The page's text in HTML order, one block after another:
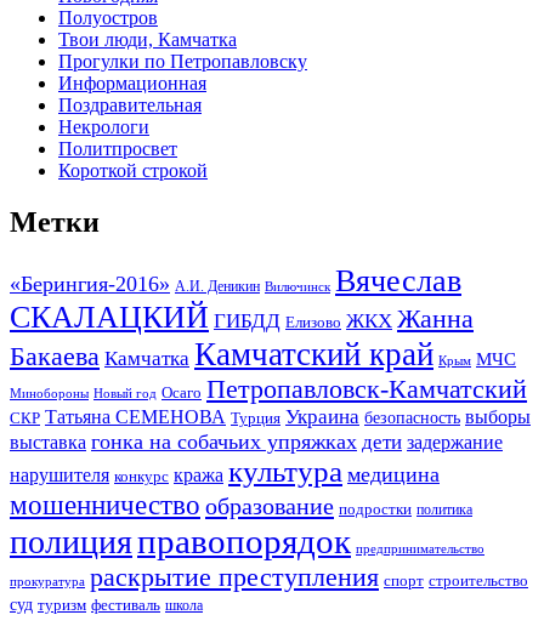
Полуостров
Твои люди, Камчатка
Прогулки по Петропавловску
Информационная
Поздравительная
Некрологи
Политпросвет
Короткой строкой
Метки
«Берингия-2016» А.И. Деникин Вилючинск Вячеслав
СКАЛАЦКИЙ ГИБДД Елизово ЖКХ Жанна
Бакаева Камчатка Камчатский край Крым МЧС
Минобороны Новый год Осаго Петропавловск-Камчатский
СКР Татьяна СЕМЕНОВА Турция Украина безопасность выборы
выставка гонка на собачьих упряжках дети задержание
нарушителя конкурс кража культура медицина
мошенничество образование подростки политика
полицияправопорядок предпринимательство
прокуратура раскрытие преступления спорт строительство
суд туризм фестиваль школа